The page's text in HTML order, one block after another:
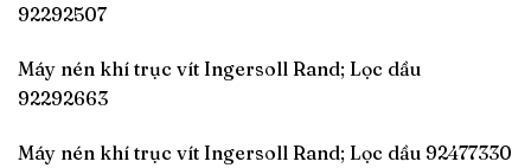
92292507
Máy nén khí trục vít Ingersoll Rand; Lọc dầu
92292663
Máy nén khí trục vít Ingersoll Rand; Lọc dầu 92477330